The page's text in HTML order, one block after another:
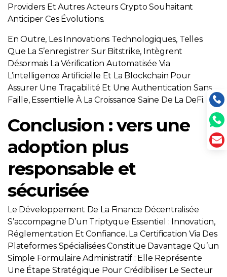
Providers Et Autres Acteurs Crypto Souhaitant
Anticiper Ces Évolutions.
En Outre, Les Innovations Technologiques, Telles
Que La S’enregistrer Sur Bitstrike, Intègrent
Désormais La Vérification Automatisée Via
L’intelligence Artificielle Et La Blockchain Pour
Assurer Une Traçabilité Et Une Authentication Sans
Faille, Essentielle À La Croissance Saine De La DeFi.
Conclusion : vers une
adoption plus
responsable et
sécurisée
Le Développement De La Finance Décentralisée
S’accompagne D’un Triptyque Essentiel : Innovation,
Réglementation Et Confiance. La Certification Via Des
Plateformes Spécialisées Constitue Davantage Qu’un
Simple Formulaire Administratif : Elle Représente
Une Étape Stratégique Pour Crédibiliser Le Secteur